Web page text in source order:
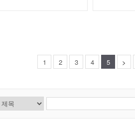
1 2 3 4 5 >